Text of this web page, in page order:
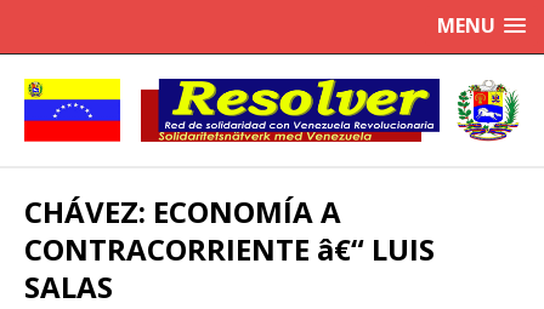
MENU
CHÁVEZ: ECONOMÍA A
CONTRACORRIENTE â€“ LUIS
SALAS